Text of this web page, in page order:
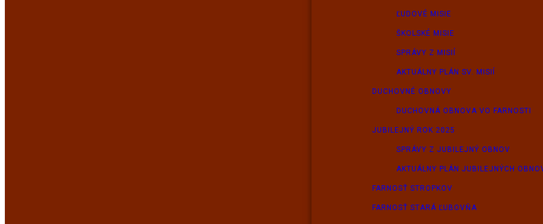
ĽUDOVÉ MISIE
ŠKOLSKÉ MISIE
SPRÁVY Z MISIÍ
AKTUÁLNY PLÁN SV. MISIÍ
DUCHOVNÉ OBNOVY
DUCHOVNÁ OBNOVA VO FARNOSTI
JUBILEJNÝ ROK 2025
SPRÁVY Z JUBILEJNÝ OBNOV
AKTUÁLNY PLÁN JUBILEJNÝCH
FARNOSŤ STROPKOV
FARNOSŤ STARÁ ĽUBOVŇA